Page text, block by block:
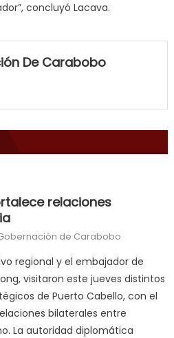
concluyó Lacava.
De Carabobo
relaciones
de Carabobo
regional y el embajador de
visitaron este jueves distintos
de Puerto Cabello, con el
bilaterales entre
La autoridad diplomática